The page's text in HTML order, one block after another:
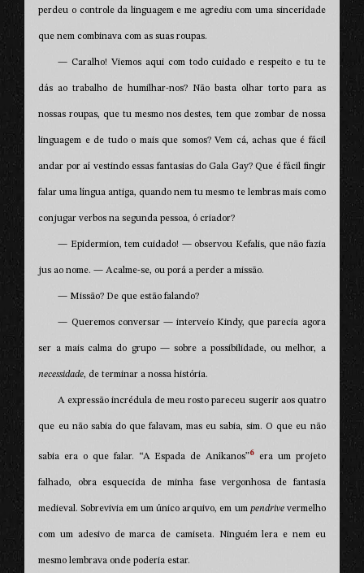
perdeu o controle da linguagem e me agrediu com uma sinceridade
que nem combinava com as suas roupas.
— Caralho! Viemos aqui com todo cuidado e respeito e tu te
dás ao trabalho de humilhar-nos? Não basta olhar torto para as
nossas roupas, que tu mesmo nos destes, tem que zombar de nossa
linguagem e de tudo o mais que somos? Vem cá, achas que é fácil
andar por aí vestindo essas fantasias do Gala Gay? Que é fácil fingir
falar uma língua antiga, quando nem tu mesmo te lembras mais como
conjugar verbos na segunda pessoa, ó criador?
— Epidermion, tem cuidado! — observou Kefalis, que não fazia
jus ao nome. — Acalme-se, ou porá a perder a missão.
— Missão? De que estão falando?
— Queremos conversar — interveio Kindy, que parecia agora
ser a mais calma do grupo — sobre a possibilidade, ou melhor, a
necessidade, de terminar a nossa história.
A expressão incrédula de meu rosto pareceu sugerir aos quatro
que eu não sabia do que falavam, mas eu sabia, sim. O que eu não
sabia era o que falar. “A Espada de Aníkanos”6 era um projeto
falhado, obra esquecida de minha fase vergonhosa de fantasia
medieval. Sobrevivia em um único arquivo, em um pendrivevermelho
com um adesivo de marca de camiseta. Ninguém lera e nem eu
mesmo lembrava onde poderia estar.